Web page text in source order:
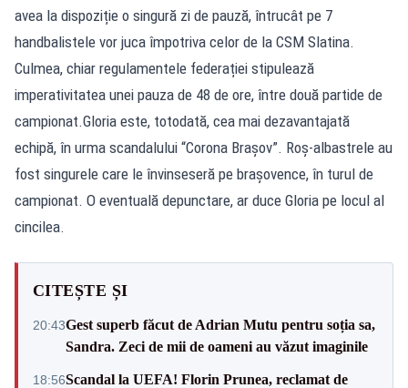
avea la dispoziție o singură zi de pauză, întrucât pe 7
handbalistele vor juca împotriva celor de la CSM Slatina.
Culmea, chiar regulamentele federației stipulează
imperativitatea unei pauza de 48 de ore, între două partide de
campionat.Gloria este, totodată, cea mai dezavantajată
echipă, în urma scandalului “Corona Brașov”. Roș-albastrele au
fost singurele care le învinseseră pe brașovence, în turul de
campionat. O eventuală depunctare, ar duce Gloria pe locul al
cincilea.
CITEȘTE ȘI
20:43Gest superb făcut de Adrian Mutu pentru soția sa,
Sandra. Zeci de mii de oameni au văzut imaginile
18:56Scandal la UEFA! Florin Prunea, reclamat de